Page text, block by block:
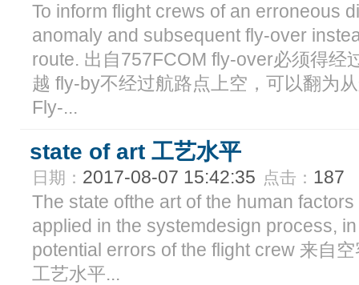
To inform flight crews of an erroneous
anomaly and subsequent fly-over
route. 出自757FCOM fly-over必须得经
越 fly-by不经过航路点上空，可以翻为
Fly-...
state of art 工艺水平
日期： 2017-08-07 15:42:35 点击： 187
The state ofthe art of the human
applied in the systemdesign process,
potential errors of the flight crew 来自
工艺水平...